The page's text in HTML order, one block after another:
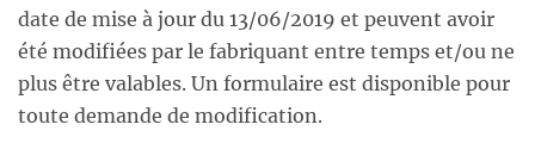
date de mise à jour du 13/06/2019 et peuvent avoir
été modifiées par le fabriquant entre temps et/ou ne
plus être valables. Un formulaire est disponible pour
toute demande de modification.